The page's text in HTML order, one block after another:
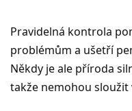
Pravidelná kontrola
problémům a ušetří
Někdy je ale příroda
takže nemohou sloužit